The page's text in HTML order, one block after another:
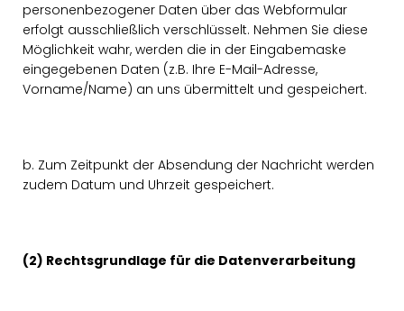
personenbezogener Daten über das Webformular
erfolgt ausschließlich verschlüsselt. Nehmen Sie diese
Möglichkeit wahr, werden die in der Eingabemaske
eingegebenen Daten (z.B. Ihre E-Mail-Adresse,
Vorname/Name) an uns übermittelt und gespeichert.
b. Zum Zeitpunkt der Absendung der Nachricht werden
zudem Datum und Uhrzeit gespeichert.
(2) Rechtsgrundlage für die Datenverarbeitung